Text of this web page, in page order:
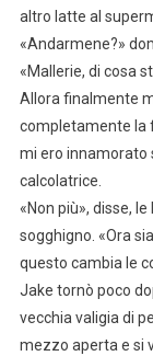
altro latte al
«Andarmene?»
«Mallerie, di cosa
Allora finalmente
completamente la
mi ero innamorato
calcolatrice.
«Non più», disse,
sogghigno. «Ora
questo cambia le
Jake tornò poco
vecchia valigia di
mezzo aperta e si